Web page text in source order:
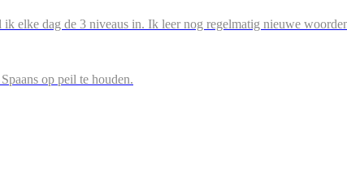
elke dag de 3 niveaus in. Ik leer nog regelmatig nieuwe
op peil te houden.